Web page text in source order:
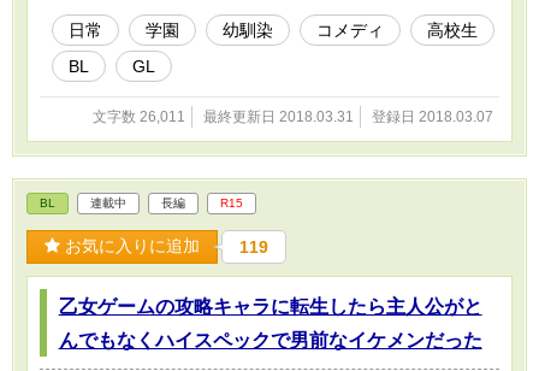
くはずもなく、あちらのフラグを折ればこちらのフラグが立ち、気
が付いたら虎向とさえフラグが立ち始めている始末。しかし、とに
かく「フラグは全力で折る」を合言葉に陽は今日もスクールライフ
染を中心に巻き起こるフラグと勘違いが乱立するどたばたラブコメ
(？)な学園生活物語である。 ※BL/GL/NL入り混じってるので苦手
な方はご注意ください。 ※2.「なろう」様、カクヨム様にも投稿し
ています。
日常 学園 幼馴染 コメディ
高校生
BL
GL
文字数 26,011 最終更新日 2018.03.31 登録日 2018.03.07
BL 連載中 長編 R15
お気に入りに追加 119
乙女ゲームの攻略キャラに転生したら主人公がと
んでもなくハイスペックで男前なイケメンだった